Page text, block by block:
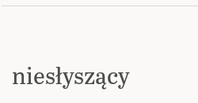
niesłyszący